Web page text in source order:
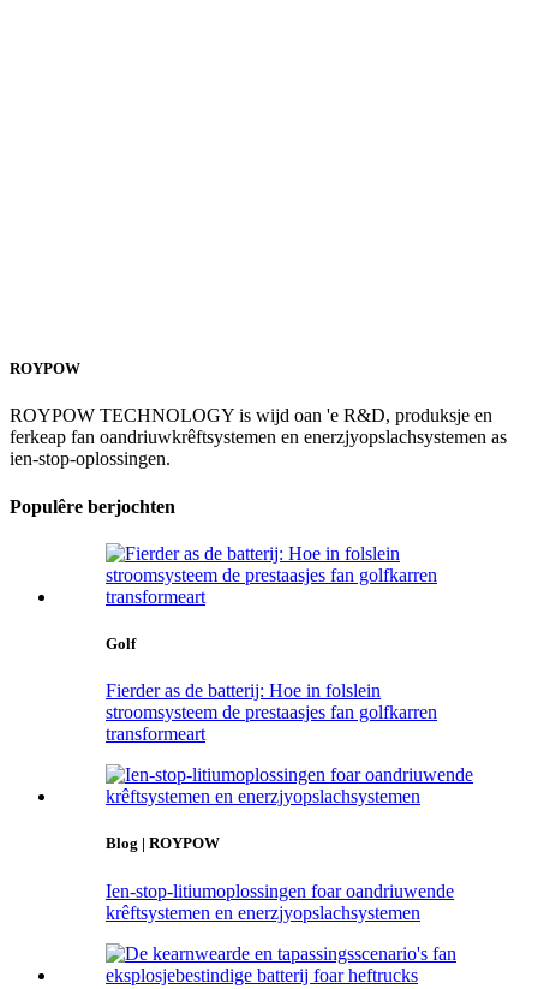
ROYPOW
ROYPOW TECHNOLOGY is wijd oan 'e R&D, produksje en
ferkeap fan oandriuwkrêftsystemen en enerzjyopslachsystemen as
ien-stop-oplossingen.
Populêre berjochten
Golf
Fierder as de batterij: Hoe in folslein
stroomsysteem de prestaasjes fan golfkarren
transformeart
Blog | ROYPOW
Ien-stop-litiumoplossingen foar oandriuwende
krêftsystemen en enerzjyopslachsystemen